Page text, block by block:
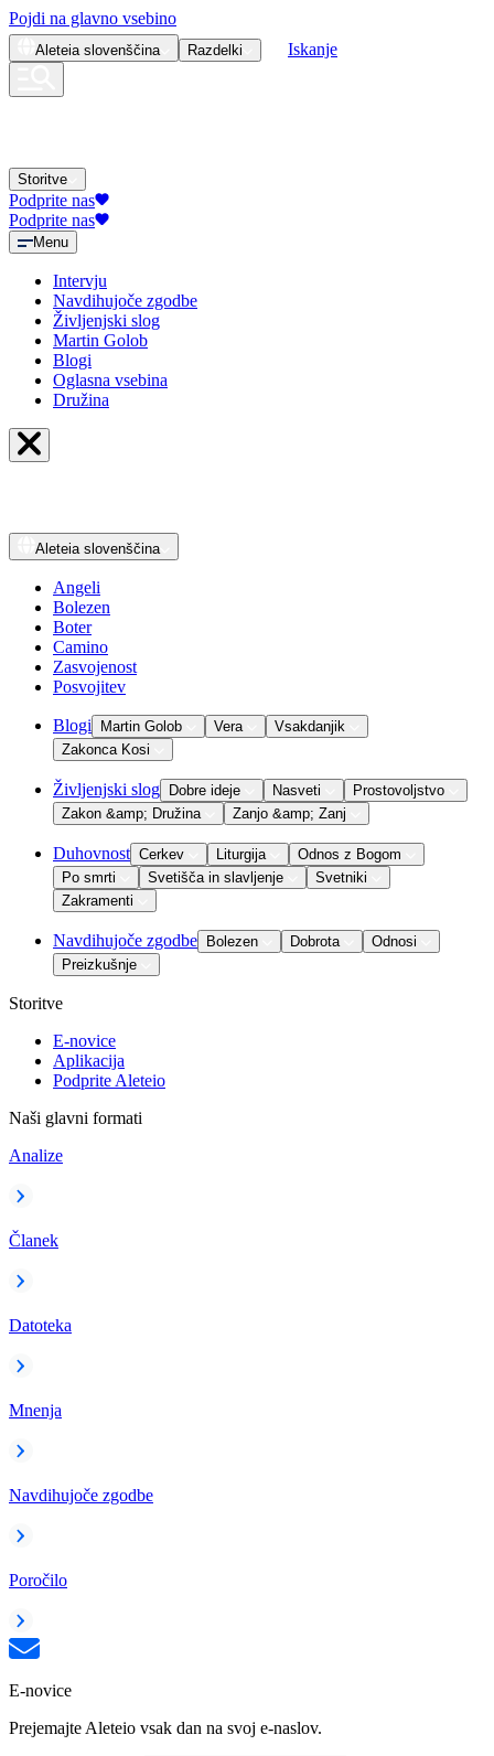
Pojdi na glavno vsebino
Aleteia slovenščina Razdelki Iskanje
Storitve
Podprite nas
Podprite nas
Menu
Intervju
Navdihujoče zgodbe
Življenjski slog
Martin Golob
Blogi
Oglasna vsebina
Družina
Aleteia slovenščina
Angeli
Bolezen
Boter
Camino
Zasvojenost
Posvojitev
Blogi Martin Golob Vera
Vsakdanjik
Zakonca Kosi
Življenjski slog Dobre ideje Nasveti
Prostovoljstvo
Zakon &amp; Družina
Zanjo &amp; Zanj
Duhovnost Cerkev Liturgija
Odnos z Bogom
Po smrti
Svetišča in slavljenje
Svetniki
Zakramenti
Navdihujoče zgodbe Bolezen Dobrota
Odnosi
Preizkušnje
Storitve
E-novice
Aplikacija
Podprite Aleteio
Naši glavni formati
Analize
Članek
Datoteka
Mnenja
Navdihujoče zgodbe
Poročilo
E-novice
Prejemajte Aleteio vsak dan na svoj e-naslov.